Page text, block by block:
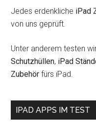
Jedes erdenkliche iPad
von uns geprüft.
Unter anderem testen
Schutzhüllen, iPad
Zubehör fürs iPad.
IPAD APPS IM TEST